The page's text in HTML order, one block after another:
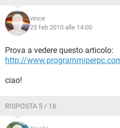
vince
25 feb 2010 alle 14:00
Prova a vedere questo articolo:
http://
ciao!
RISPOSTA 5 / 16